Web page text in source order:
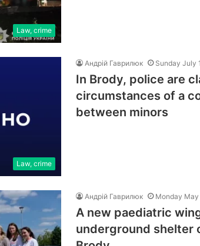
Law, crime
Law, crime
Андрій Гаврилюк Sunday July
In Brody, police are
circumstances of a
between minors
Андрій Гаврилюк Monday
A new paediatric
underground shelter